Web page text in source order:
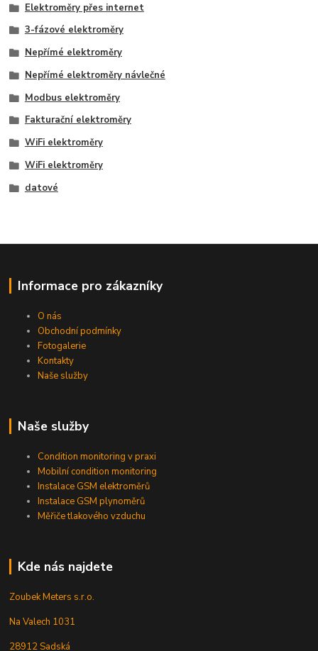
Elektroměry přes internet
3-fázové elektroměry
Nepřímé elektroměry
Nepřímé elektroměry návlečné
Modbus elektroměry
Fakturační elektroměry
WiFi elektroměry
WiFi elektroměry
datové
Informace pro zákazníky
O nás
Obchodní podmínky
Fotogalerie
Kontakty
Naše služby
Naše služby
Condition monitoring v praxi
Mobilní condition monitoring
Instalace GSM elektroměrů
Instalace GSM plynoměrů
Měřiče tlakového vzduchu
Kde nás najdete
Zoubek Meters s.r.o.
Na Valech 1031
28912 Sadská